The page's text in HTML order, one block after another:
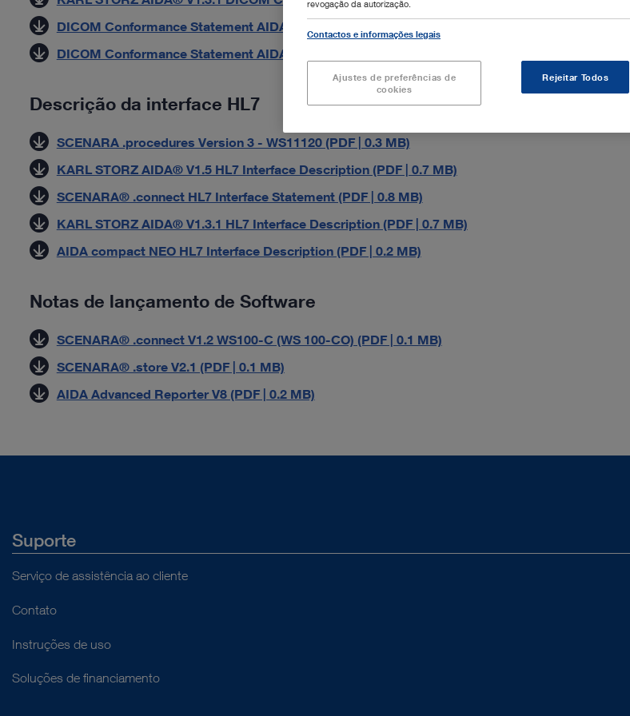
DICOM Conformance Statement AIDA HD Connect (PDF | 0.2 MB)
DICOM Conformance Statement AIDA compact NEO (PDF | 0.4 MB)
Descrição da interface HL7
SCENARA .procedures Version 3 - WS11120 (PDF | 0.3 MB)
KARL STORZ AIDA® V1.5 HL7 Interface Description (PDF | 0.7 MB)
SCENARA® .connect HL7 Interface Statement (PDF | 0.8 MB)
KARL STORZ AIDA® V1.3.1 HL7 Interface Description (PDF | 0.7 MB)
AIDA compact NEO HL7 Interface Description (PDF | 0.2 MB)
Notas de lançamento de Software
SCENARA® .connect V1.2 WS100-C (WS 100-CO) (PDF | 0.1 MB)
SCENARA® .store V2.1 (PDF | 0.1 MB)
AIDA Advanced Reporter V8 (PDF | 0.2 MB)
Suporte
Serviço de assistência ao cliente
Contato
Instruções de uso
Soluções de financiamento
revogação da autorização.
Contactos e informações legais
Ajustes de preferências de
cookies
Rejeitar Todos